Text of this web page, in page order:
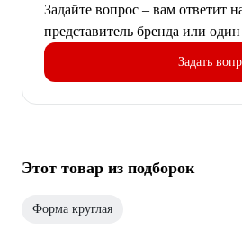
Задайте вопрос – вам ответит
представитель бренда или
Задать
Этот товар из подборок
Форма круглая